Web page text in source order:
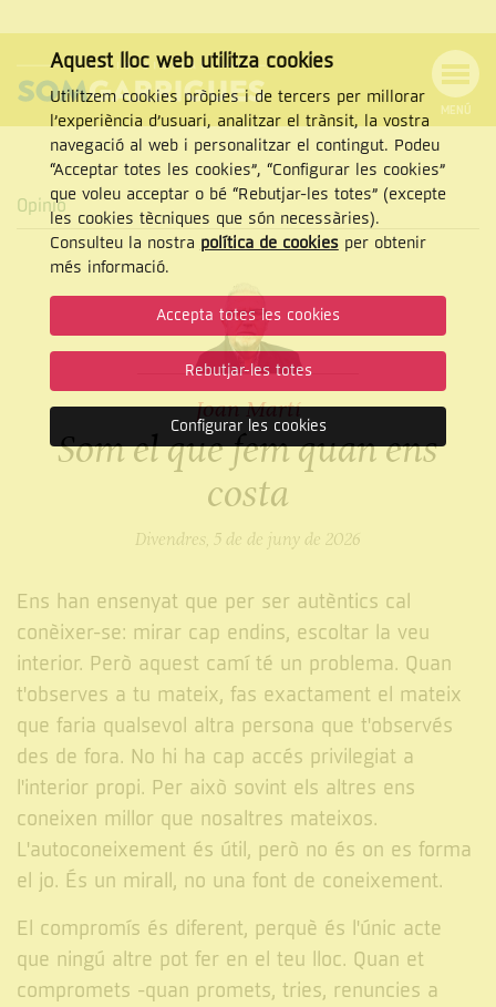
NAVEGACIÓ
MENÚ
Cercar
Opinió
Joan Martí
Som el que fem quan ens
costa
Divendres, 5 de de juny de 2026
Ens han ensenyat que per ser autèntics cal
conèixer-se: mirar cap endins, escoltar la veu
interior. Però aquest camí té un problema. Quan
t'observes a tu mateix, fas exactament el mateix
que faria qualsevol altra persona que t'observés
des de fora. No hi ha cap accés privilegiat a
l'interior propi. Per això sovint els altres ens
coneixen millor que nosaltres mateixos.
L'autoconeixement és útil, però no és on es forma
el jo. És un mirall, no una font de coneixement.
El compromís és diferent, perquè és l'únic acte
que ningú altre pot fer en el teu lloc. Quan et
compromets -quan promets, tries, renuncies a
Aquest lloc web utilitza cookies
Utilitzem cookies pròpies i de tercers per millorar
l’experiència d’usuari, analitzar el trànsit, la vostra
navegació al web i personalitzar el contingut. Podeu
“Acceptar totes les cookies”, “Configurar les cookies”
que voleu acceptar o bé “Rebutjar-les totes” (excepte
les cookies tècniques que són necessàries).
Consulteu la nostra política de cookiesper obtenir
més informació.
Accepta totes les cookies
Rebutjar-les totes
Configurar les cookies